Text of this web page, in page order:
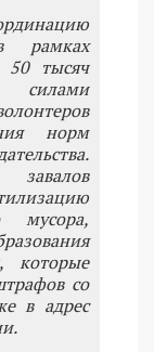
рамках
50 тысяч
норм
мусора,
которые
со
в адрес